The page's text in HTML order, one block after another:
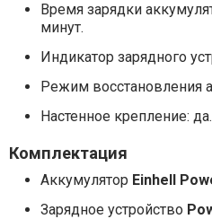
Время зарядки
минут.
Индикатор зарядного
Режим восстановления
Настенное крепление: да.
Комплектация
Аккумулятор Einhell
Зарядное устройство